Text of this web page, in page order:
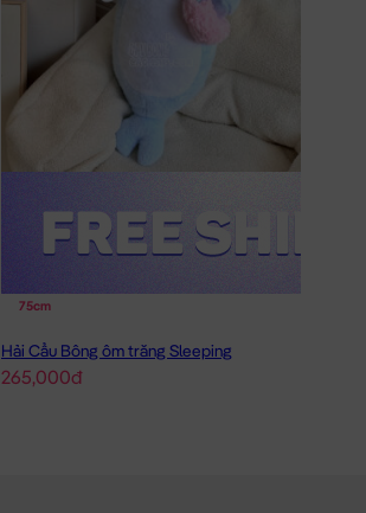
75cm
Hải Cẩu Bông ôm trăng Sleeping
265,000đ